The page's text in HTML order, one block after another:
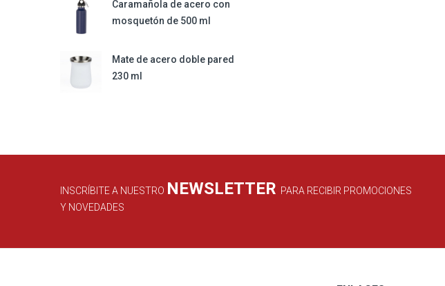
Caramañola de acero con
mosquetón de 500 ml
Mate de acero doble pared
230 ml
INSCRÍBITE A NUESTRO NEWSLETTER PARA RECIBIR PROMOCIONES
Y NOVEDADES